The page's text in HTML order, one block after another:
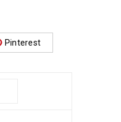
Pinterest